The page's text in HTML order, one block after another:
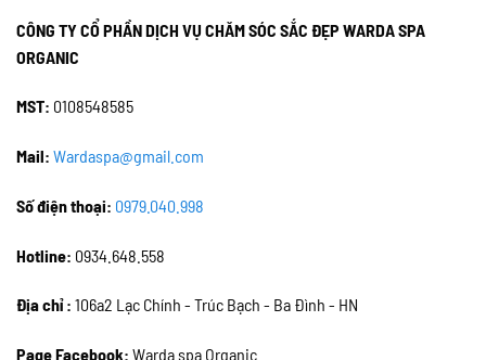
CÔNG TY CỔ PHẦN DỊCH VỤ CHĂM SÓC SẮC ĐẸP WARDA SPA
ORGANIC
MST: 0108548585
Mail: Wardaspa@gmail.com
Số điện thoại: 0979.040.998
Hotline: 0934.648.558
Địa chỉ : 106a2 Lạc Chính - Trúc Bạch - Ba Đình - HN
Page Facebook: Warda spa Organic